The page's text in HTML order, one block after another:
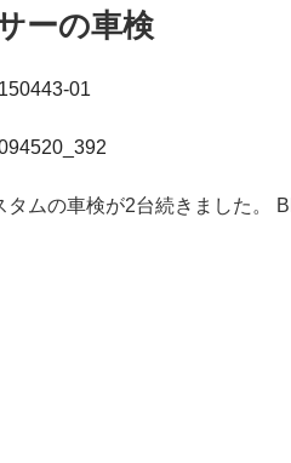
ーの車検
タムの車検が2台続きました。